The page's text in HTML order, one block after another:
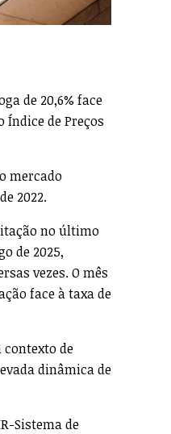
de 20,6% face
Índice de Preços
mercado
2022.
no último
de 2025,
vezes. O mês
face à taxa de
de
dinâmica de
Sistema de